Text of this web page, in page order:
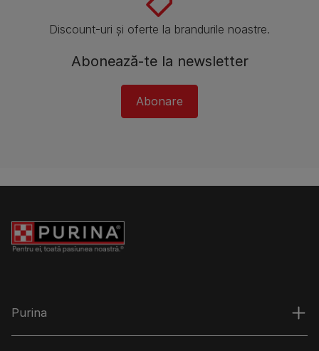
Discount-uri și oferte la brandurile noastre.
Abonează-te la newsletter
Abonare
Purina